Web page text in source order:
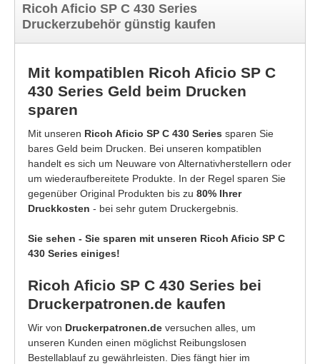
Ricoh Aficio SP C 430 Series
Druckerzubehör günstig kaufen
Mit kompatiblen Ricoh Aficio SP C
430 Series Geld beim Drucken
sparen
Mit unseren Ricoh Aficio SP C 430 Series sparen Sie
bares Geld beim Drucken. Bei unseren kompatiblen
handelt es sich um Neuware von Alternativherstellern oder
um wiederaufbereitete Produkte. In der Regel sparen Sie
gegenüber Original Produkten bis zu 80% Ihrer
Druckkosten - bei sehr gutem Druckergebnis.
Sie sehen - Sie sparen mit unseren Ricoh Aficio SP C
430 Series einiges!
Ricoh Aficio SP C 430 Series bei
Druckerpatronen.de kaufen
Wir von Druckerpatronen.de versuchen alles, um
unseren Kunden einen möglichst Reibungslosen
Bestellablauf zu gewährleisten. Dies fängt hier im